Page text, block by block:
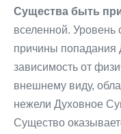
Существа быть
вселенной. Уровень
причины попадания
зависимость от
внешнему виду,
нежели Духовное
Существо